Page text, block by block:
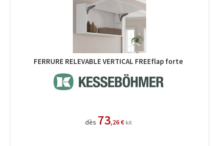
FERRURE RELEVABLE VERTICAL FREEflap forte
dès 73,26 € kit